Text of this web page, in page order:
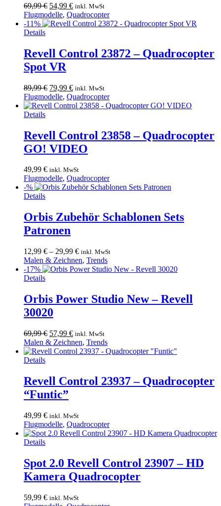
69,99€ Ursprünglicher
Preis
war:
54,99 €Aktueller
Preis
ist:
inkl. MwSt
Flugmodelle, Quadrocopter
-11%
Details
Revell Control 23872 – Quadrocopter
Spot VR
89,99€ Ursprünglicher
Preis
war:
79,99 €Aktueller
Preis
ist:
inkl. MwSt
Flugmodelle, Quadrocopter
Details
Revell Control 23858 – Quadrocopter
GO! VIDEO
49,99 € inkl. MwSt
Flugmodelle, Quadrocopter
-%
DetailsDieses
weist
mehrere
Varianten
Die
Optionen
können
auf
der
Produktseite
gewählt
werden
Orbis Zubehör Schablonen Sets
Patronen
12,99 € – 29,99 € inkl. MwSt
Malen & Zeichnen, Trends
-17%
Details
Orbis Power Studio New – Revell
30020
69,99€ Ursprünglicher
Preis
war:
57,99 €Aktueller
Preis
ist:
inkl. MwSt
Malen & Zeichnen, Trends
Details
Revell Control 23937 – Quadrocopter
“Funtic”
49,99 € inkl. MwSt
Flugmodelle, Quadrocopter
Details
Spot 2.0 Revell Control 23907 – HD
Kamera Quadrocopter
59,99 € inkl. MwSt